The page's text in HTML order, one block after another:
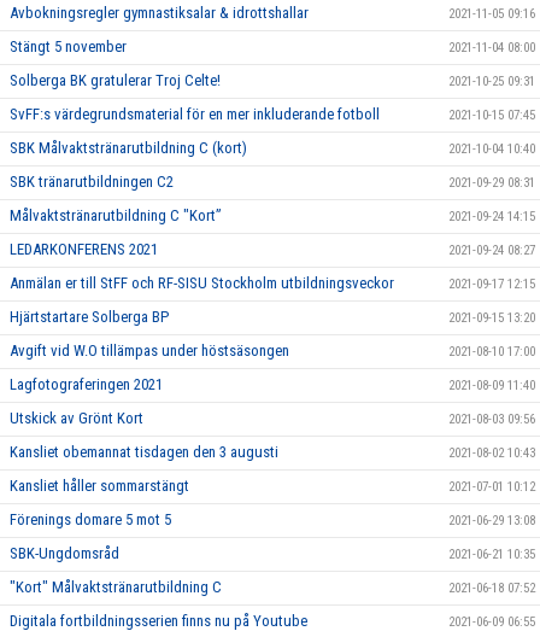
Avbokningsregler gymnastiksalar & idrottshallar 2021-11-05 09:16
Stängt 5 november 2021-11-04 08:00
Solberga BK gratulerar Troj Celte! 2021-10-25 09:31
SvFF:s värdegrundsmaterial för en mer inkluderande fotboll 2021-10-15 07:45
SBK Målvaktstränarutbildning C (kort) 2021-10-04 10:40
SBK tränarutbildningen C2 2021-09-29 08:31
Målvaktstränarutbildning C "Kort” 2021-09-24 14:15
LEDARKONFERENS 2021 2021-09-24 08:27
Anmälan er till StFF och RF-SISU Stockholm utbildningsveckor 2021-09-17 12:15
Hjärtstartare Solberga BP 2021-09-15 13:20
Avgift vid W.O tillämpas under höstsäsongen 2021-08-10 17:00
Lagfotograferingen 2021 2021-08-09 11:40
Utskick av Grönt Kort 2021-08-03 09:56
Kansliet obemannat tisdagen den 3 augusti 2021-08-02 10:43
Kansliet håller sommarstängt 2021-07-01 10:12
Förenings domare 5 mot 5 2021-06-29 13:08
SBK-Ungdomsråd 2021-06-21 10:35
"Kort" Målvaktstränarutbildning C 2021-06-18 07:52
Digitala fortbildningsserien finns nu på Youtube 2021-06-09 06:55